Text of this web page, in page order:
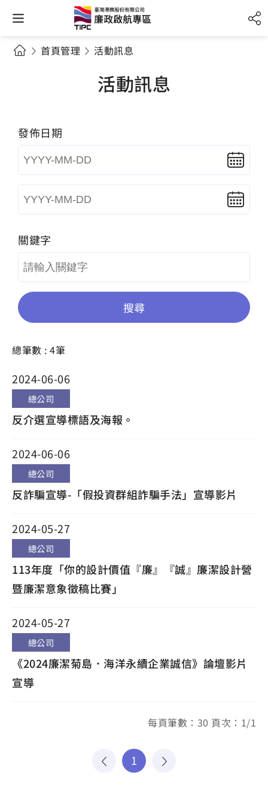
首頁管理 活動訊息
活動訊息
發佈日期
關鍵字
搜尋
總筆數 : 4筆
2024-06-06
總公司
反介選宣導標語及海報。
2024-06-06
總公司
反詐騙宣導-「假投資群組詐騙手法」宣導影片
2024-05-27
總公司
113年度「你的設計價值『廉』『誠』廉潔設計營
暨廉潔意象徵稿比賽」
2024-05-27
總公司
《2024廉潔菊島．海洋永續企業誠信》論壇影片
宣導
每頁筆數：30 頁次：1/1
1